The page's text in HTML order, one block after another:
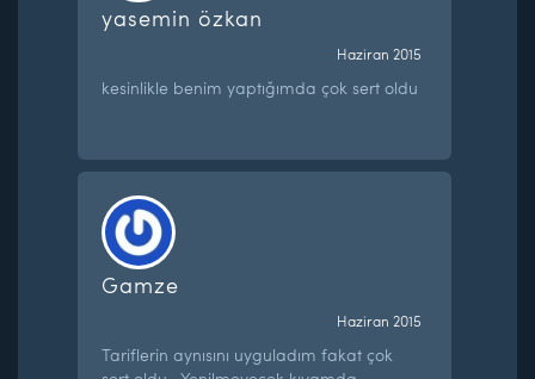
yasemin özkan
Haziran 2015
kesinlikle benim yaptığımda çok sert oldu
Gamze
Haziran 2015
Tariflerin aynısını uyguladım fakat çok